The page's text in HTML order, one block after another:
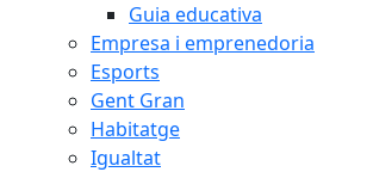
Guia educativa
Empresa i emprenedoria
Esports
Gent Gran
Habitatge
Igualtat